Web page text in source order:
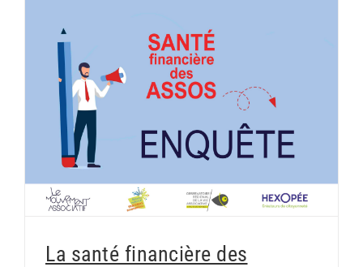
La santé financière des associations
La santé financière des